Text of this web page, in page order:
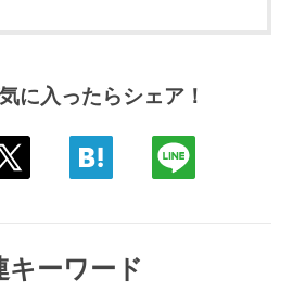
に入ったらシェア！
キーワード